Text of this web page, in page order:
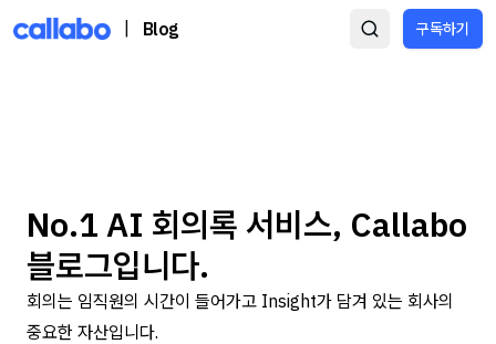
Blog 구독하기
No.1 AI 회의록 서비스, Callabo
블로그입니다.
회의는 임직원의 시간이 들어가고 Insight가 담겨 있는 회사의
중요한 자산입니다.